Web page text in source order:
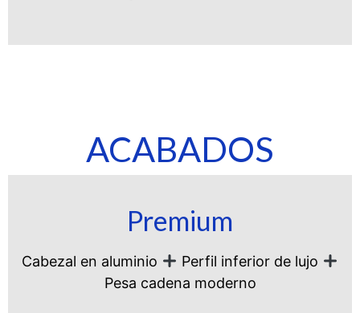
ACABADOS
Premium
Cabezal en aluminio
Perfil inferior de lujo
Pesa cadena moderno